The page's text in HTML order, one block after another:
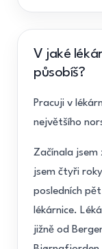
V jaké
působíš?
Pracuji v
největšího
Začínala
jsem čtyři
posledních
lékárnice.
jižně od